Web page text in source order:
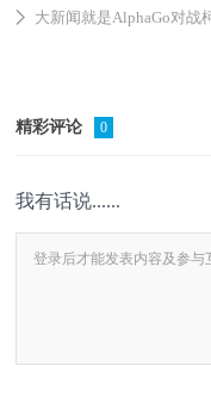
大新闻就是AlphaGo对战
精彩评论 0
我有话说......